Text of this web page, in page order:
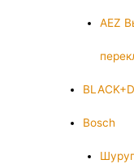
AEZ
Bosch